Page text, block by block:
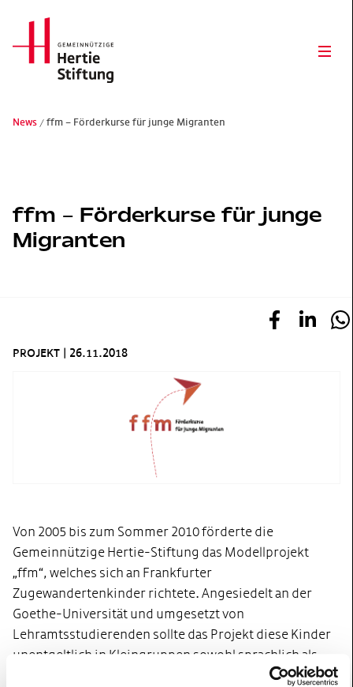
Hertie Stiftung Logo
News ffm – Förderkurse für junge Migranten
ffm – Förderkurse für junge
Migranten
PROJEKT 26.11.2018
Von 2005 bis zum Sommer 2010 förderte die
Gemeinnützige Hertie-Stiftung das Modellprojekt
„ffm“, welches sich an Frankfurter
Zugewandertenkinder richtete. Angesiedelt an der
Goethe-Universität und umgesetzt von
Lehramtsstudierenden sollte das Projekt diese Kinder
unentgeltlich in Kleingruppen sowohl sprachlich als
auch fachlich fördern, sodass ihnen der Übergang von